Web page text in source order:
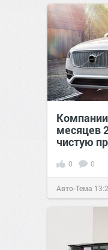
месяцев
чистую
0 0
Авто-Тема